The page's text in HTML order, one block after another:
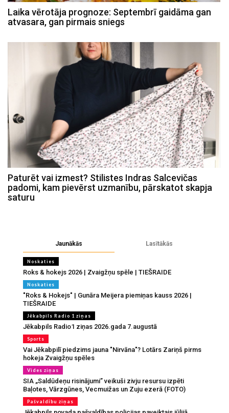
Laika vērotāja prognoze: Septembrī gaidāma gan
atvasara, gan pirmais sniegs
Paturēt vai izmest? Stilistes Indras Salcevičas
padomi, kam pievērst uzmanību, pārskatot skapja
saturu
Jaunākās Lasītākās
Noskaties
Roks & hokejs 2026 | Zvaigžņu spēle | TIEŠRAIDE
Noskaties
"Roks & Hokejs" | Gunāra Meijera piemiņas kauss 2026 |
TIEŠRAIDE
Jēkabpils Radio 1 ziņas
Jēkabpils Radio1 ziņas 2026.gada 7.augustā
Sports
Vai Jēkabpilī piedzims jauna "Nirvāna"? Lotārs Zariņš pirms
hokeja Zvaigžņu spēles
Vides ziņas
SIA „Saldūdeņu risinājumi” veikuši zivju resursu izpēti
Baļotes, Vārzgūnes, Vecmuižas un Zuju ezerā (FOTO)
Pašvaldību ziņas